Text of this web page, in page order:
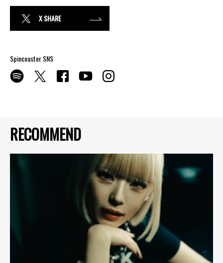
RECOMMEND
X SHARE
Spincoaster SNS